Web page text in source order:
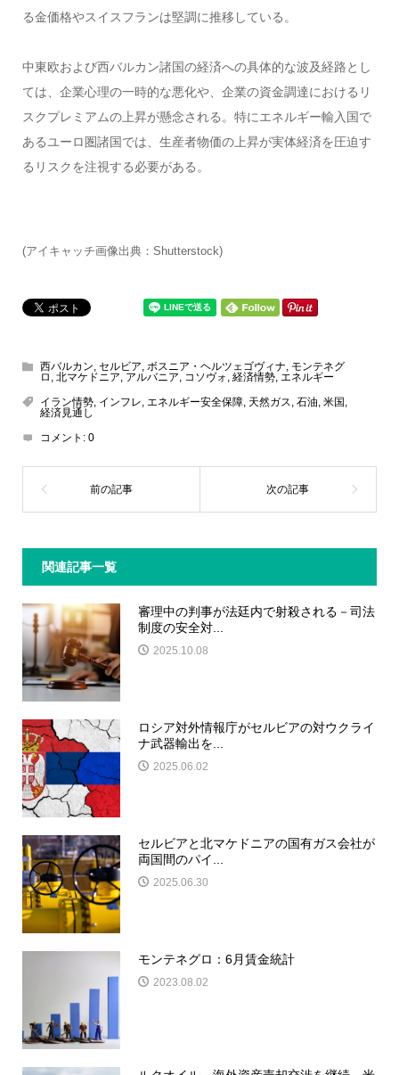
る金価格やスイスフランは堅調に推移している。
中東欧および西バルカン諸国の経済への具体的な波及経路とし
ては、企業心理の一時的な悪化や、企業の資金調達におけるリ
スクプレミアムの上昇が懸念される。特にエネルギー輸入国で
あるユーロ圏諸国では、生産者物価の上昇が実体経済を圧迫す
るリスクを注視する必要がある。
(アイキャッチ画像出典：Shutterstock)
西バルカン, セルビア, ボスニア・ヘルツェゴヴィナ, モンテネグ
ロ , 北マケドニア, アルバニア, コソヴォ , 経済情勢, エネルギー
イラン情勢, インフレ, エネルギー安全保障, 天然ガス, 石油, 米国 ,
経済見通し
コメント: 0
関連記事一覧
審理中の判事が法廷内で射殺される－司法
制度の安全対...
2025.10.08
ロシア対外情報庁がセルビアの対ウクライ
ナ武器輸出を...
2025.06.02
セルビアと北マケドニアの国有ガス会社が
両国間のパイ...
2025.06.30
モンテネグロ：6月賃金統計
2023.08.02